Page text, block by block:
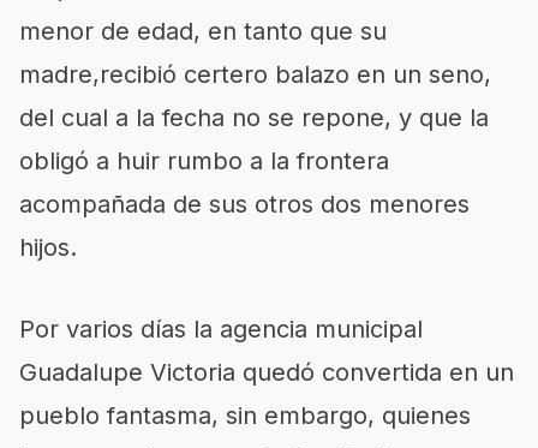
menor de edad, en tanto que su
madre,recibió certero balazo en un seno,
del cual a la fecha no se repone, y que la
obligó a huir rumbo a la frontera
acompañada de sus otros dos menores
hijos.
Por varios días la agencia municipal
Guadalupe Victoria quedó convertida en un
pueblo fantasma, sin embargo, quienes